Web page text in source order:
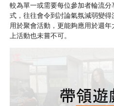
較為單一或需要每位參加者輪流
式，往往會令到討論氣氛減弱變
用於聚會活動，更能夠應用於週
上活動也未嘗不可。